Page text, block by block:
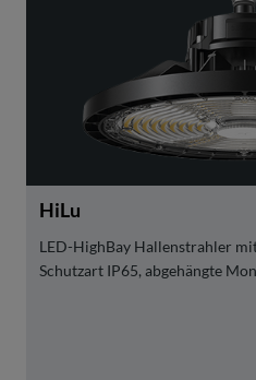
HiLu
LED-HighBay Hallenstrahler
Schutzart IP65, abgehängte